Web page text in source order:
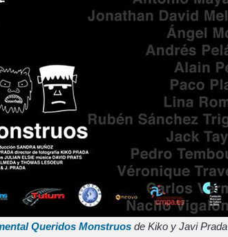
Queridos Monstruosde Kiko y Javi Prada